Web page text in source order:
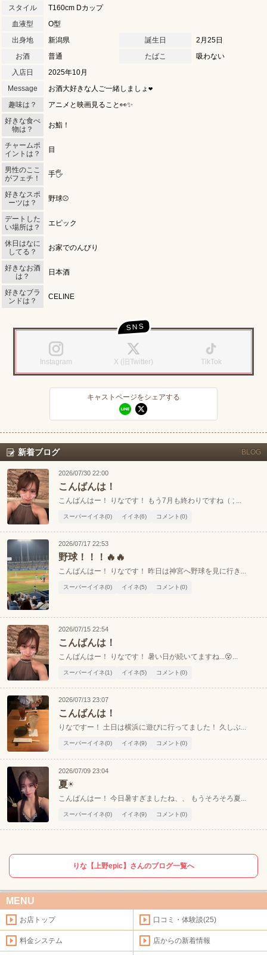
スタイル
T160cm Dカップ
血液型
O型
出身地
新潟県 誕生日
2月25日
お酒
普通 たばこ
吸わない
入店日
2025年10月
Message
お酒大好きな人ご一緒しましょ❤︎
趣味は？
アニメと映画見ること👀✨
好きな食べ
物は？
お鮨！
チャームポ
イントは？
目
男性のここ
がフェチ！
手🖐️
好きなスポ
ーツは？
野球⚾️
デートした
い場所は？
エピック
休日はなに
してる？
お家でのんびり
好きなお酒
は？
日本酒
好きなブラ
ンドは？
CELINE
Instagram X (旧Twitter) TikTok
キャストページをシェアする
新着ブログ BLOG
2026/07/30 22:00
こんばんは！
こんばんはー！ りなです！ もう7月も終わりですね（ ; ...
スーパーイイネ(0) イイネ(6) コメント(0)
2026/07/17 22:53
野球！！！🔥🔥
こんばんはー！ りなです！ 昨日は神宮へ野球を見に行き...
スーパーイイネ(0) イイネ(5) コメント(0)
2026/07/15 22:54
こんばんは！
こんばんはー！ りなです！ 暑い日が続いてますね...😵‍...
スーパーイイネ(1) イイネ(5) コメント(0)
2026/07/13 23:07
こんばんは！
りなですー！ 土日は横浜に遊びに行ってました！ 久しぶ...
スーパーイイネ(0) イイネ(9) コメント(0)
2026/07/09 23:04
夏☀️
こんばんはー！ 今日暑すぎましたね、、 もうそろそろ夏...
スーパーイイネ(0) イイネ(9) コメント(0)
りな【上野epic】さんのブログ一覧へ
MENU
お店トップ 口コミ・体験談(25)
料金システム 店からの新着情報
新規会員登録
北海道
関東
東海
沖縄 全国TOP